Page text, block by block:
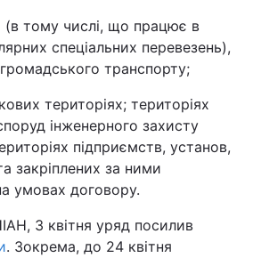
(в тому числі, що працює в
спеціальних перевезень),
транспорту;
територіях; територіях
інженерного захисту
підприємств, установ,
закріплених за ними
умовах договору.
3 квітня уряд посилив
. Зокрема, до 24 квітня